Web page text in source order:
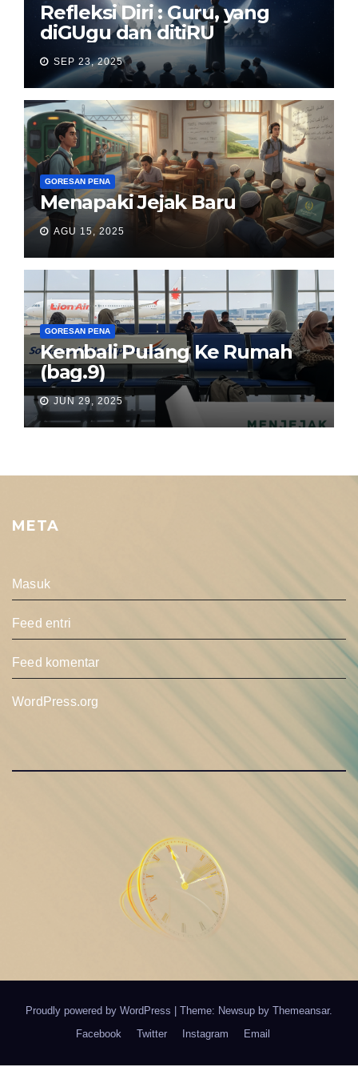
Refleksi Diri : Guru, yang
diGUgu dan ditiRU
SEP 23, 2025
GORESAN PENA
Menapaki Jejak Baru
AGU 15, 2025
GORESAN PENA
Kembali Pulang Ke Rumah
(bag.9)
JUN 29, 2025
META
Masuk
Feed entri
Feed komentar
WordPress.org
Proudly powered by WordPress Theme: Newsup by Themeansar.
Facebook
Twitter Instagram Email